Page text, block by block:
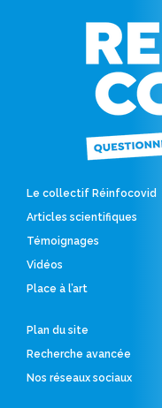
Le collectif Réinfocovid
Articles scientifiques
Témoignages
Vidéos
Place à l’art
Plan du site
Recherche avancée
Nos réseaux sociaux